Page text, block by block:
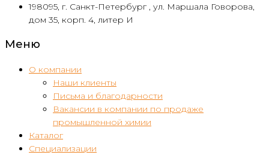
198095, г. Санкт-Петербург , ул. Маршала Говорова,
дом 35, корп. 4, литер И
Меню
О компании
Наши клиенты
Письма и благодарности
Вакансии в компании по продаже
промышленной химии
Каталог
Специализации